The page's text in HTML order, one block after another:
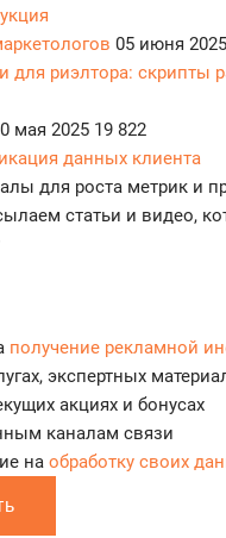
05 июня 2025
для риэлтора: скрипты
мая 2025 19 822
данных клиента
для роста метрик и
статьи и видео,
получение рекламной
экспертных
акциях и бонусах
каналам связи
на обработку своих